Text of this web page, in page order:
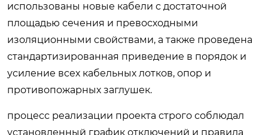
использованы новые кабели с достаточной
площадью сечения и превосходными
изоляционными свойствами, а также проведена
стандартизированная приведение в порядок и
усиление всех кабельных лотков, опор и
противопожарных заглушек.
процесс реализации проекта строго соблюдал
установленный график отключений и правила